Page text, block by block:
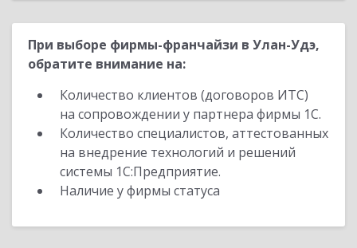
При выборе фирмы-франчайзи в Улан-Удэ,
обратите внимание на:
Количество клиентов (договоров ИТС)
на сопровождении у партнера фирмы 1С.
Количество специалистов, аттестованных
на внедрение технологий и решений
системы 1С:Предприятие.
Наличие у фирмы статуса